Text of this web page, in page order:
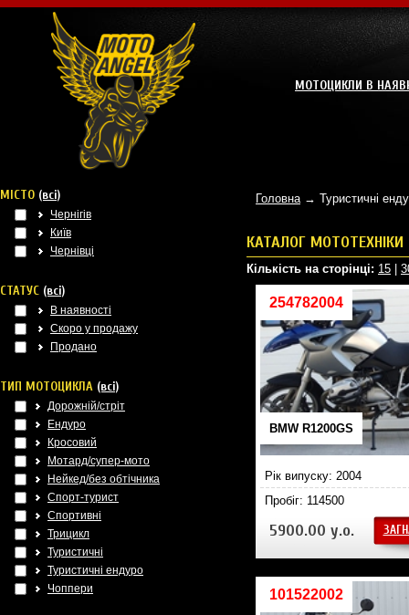
МОТОЦИКЛИ В
Головна→ Туристичні
КАТАЛОГ МОТОТЕХНІКИ
Кількість на сторінці: 15
254782004
BMW R1200GS
Рік випуску: 2004
Пробіг: 114500
5900.00 у.о.
101522002
МІСТО (всі)
Чернігів
Київ
Чернівці
СТАТУС (всі)
В наявності
Скоро у продажу
Продано
ТИП МОТОЦИКЛА (всі)
Дорожній/стріт
Ендуро
Кросовий
Мотард/супер-мото
Нейкед/без обтічника
Спорт-турист
Спортивні
Трицикл
Туристичні
Туристичні ендуро
Чоппери